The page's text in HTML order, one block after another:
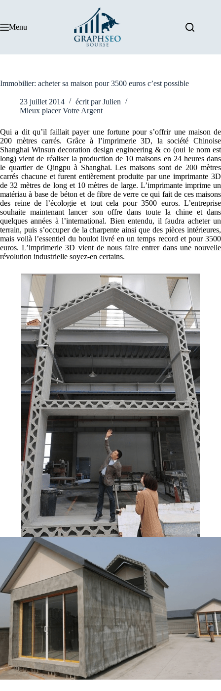
Menu
Immobilier: acheter sa maison pour 3500 euros c’est possible
23 juillet 2014 écrit par Julien
Mieux placer Votre Argent
Qui a dit qu’il faillait payer une fortune pour s’offrir une maison de
200 mètres carrés. Grâce à l’imprimerie 3D, la société Chinoise
Shanghai Winsun decoration design engineering & co (oui le nom est
long) vient de réaliser la production de 10 maisons en 24 heures dans
le quartier de Qingpu à Shanghai. Les maisons sont de 200 mètres
carrés chacune et furent entièrement produite par une imprimante 3D
de 32 mètres de long et 10 mètres de large. L’imprimante imprime un
matériau à base de béton et de fibre de verre ce qui fait de ces maisons
des reine de l’écologie et tout cela pour 3500 euros. L’entreprise
souhaite maintenant lancer son offre dans toute la chine et dans
quelques années à l’international. Bien entendu, il faudra acheter un
terrain, puis s’occuper de la charpente ainsi que des pièces intérieures,
mais voilà l’essentiel du boulot livré en un temps record et pour 3500
euros. L’imprimerie 3D vient de nous faire entrer dans une nouvelle
révolution industrielle soyez-en certains.